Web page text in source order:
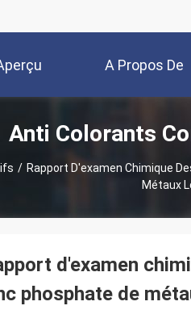
A Propos De
Nous
Anti Colorants
/ Rapport D'examen Chimique
Métaux
d'examen
phosphate de